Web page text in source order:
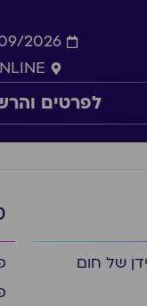
2026
לפרטים
של חום